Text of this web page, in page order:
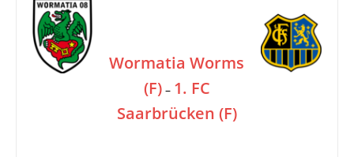
Wormatia Worms
(F) – 1. FC
Saarbrücken (F)